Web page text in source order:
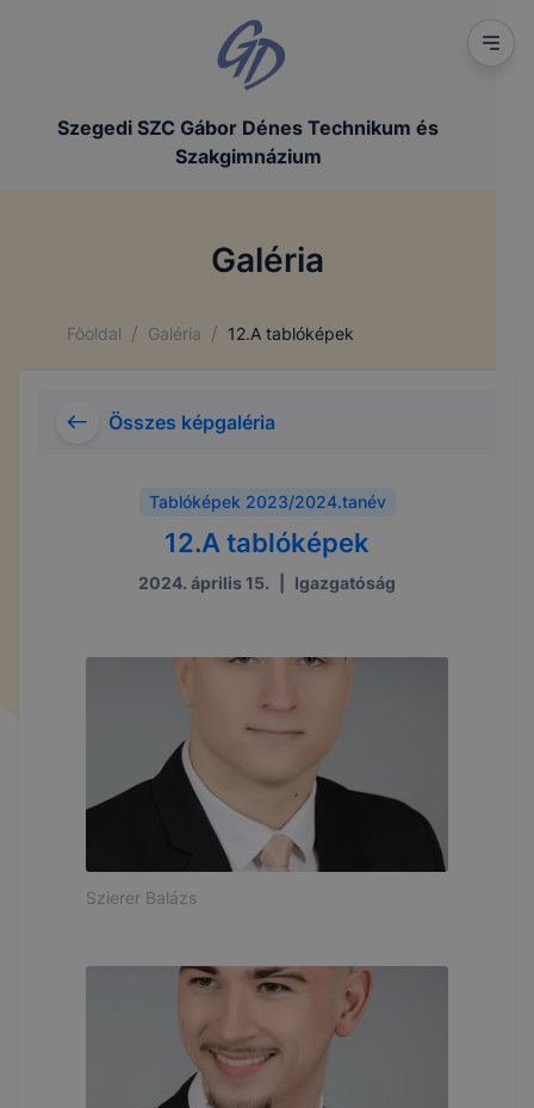
Szegedi SZC Gábor Dénes Technikum és
Szakgimnázium
Galéria
Főoldal / Galéria / 12.A tablóképek
Összes képgaléria
Tablóképek 2023/2024.tanév
12.A tablóképek
2024. április 15. Igazgatóság
Szierer Balázs